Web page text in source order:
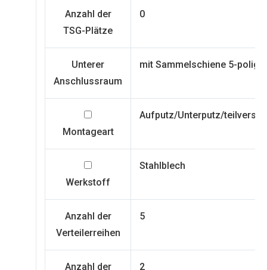
Anzahl der
TSG-Plätze
0
Unterer
Anschlussraum
mit Sammelschiene 5-polig
Montageart
Aufputz/Unterputz/
Werkstoff
Stahlblech
Anzahl der
Verteilerreihen
5
Anzahl der 2